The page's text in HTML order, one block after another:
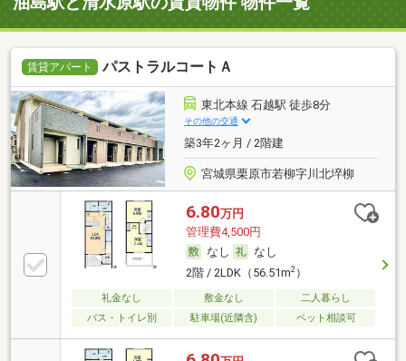
賃貸アパート パストラルコートＡ
東北本線 石越駅 徒歩8分
その他の交通
築3年2ヶ月 / 2階建
宮城県栗原市若柳字川北埣柳
6.80万円
管理費4,500円
なし
なし
2階 / 2LDK（56.51m2）
礼金なし 敷金なし
二人暮らし
バス・トイレ別
駐車場(近隣含) ペット相談可